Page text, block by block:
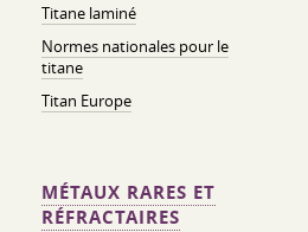
Titane laminé
Normes nationales pour le
titane
Titan Europe
MÉTAUX RARES ET
RÉFRACTAIRES